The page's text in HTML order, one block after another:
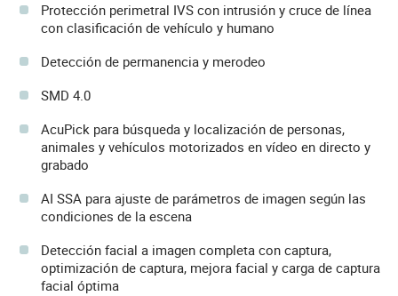
Protección perimetral IVS con intrusión y cruce de línea
con clasificación de vehículo y humano
Detección de permanencia y merodeo
SMD 4.0
AcuPick para búsqueda y localización de personas,
animales y vehículos motorizados en vídeo en directo y
grabado
AI SSA para ajuste de parámetros de imagen según las
condiciones de la escena
Detección facial a imagen completa con captura,
optimización de captura, mejora facial y carga de captura
facial óptima